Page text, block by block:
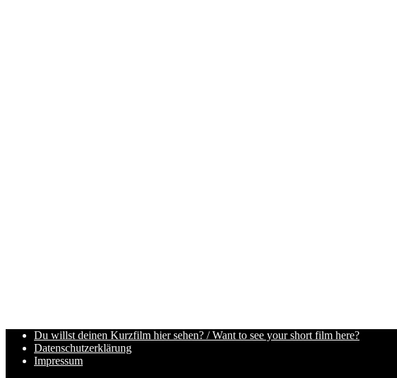
Du willst deinen Kurzfilm hier sehen? / Want to see your short film here?
Datenschutzerklärung
Impressum